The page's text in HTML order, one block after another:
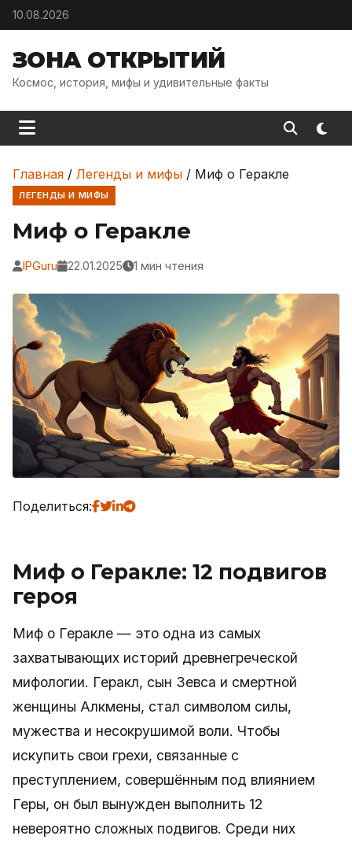
Skip to content
10.08.2026
ЗОНА ОТКРЫТИЙ
Космос, история, мифы и удивительные факты
Главная / Легенды и мифы / Миф о Геракле
ЛЕГЕНДЫ И МИФЫ
Миф о Геракле
IPGuru 22.01.2025 1 мин чтения
Поделиться:
Миф о Геракле: 12 подвигов
героя
Миф о Геракле — это одна из самых
захватывающих историй древнегреческой
мифологии. Геракл, сын Зевса и смертной
женщины Алкмены, стал символом силы,
мужества и несокрушимой воли. Чтобы
искупить свои грехи, связанные с
преступлением, совершённым под влиянием
Геры, он был вынужден выполнить 12
невероятно сложных подвигов. Среди них